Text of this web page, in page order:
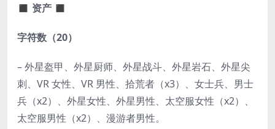
◼ 资产 ◼
字符数（20）
– 外星盔甲、外星厨师、外星战斗、外星岩石、外星尖
刺、VR 女性、VR 男性、拾荒者（x3）、女士兵、男士
兵（x2）、外星女性、外星男性、太空服女性（x2）、
太空服男性（x2）、漫游者男性。